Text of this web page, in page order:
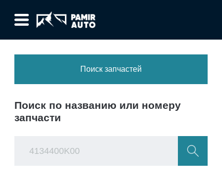
Поиск запчастей
Поиск по названию или номеру
запчасти